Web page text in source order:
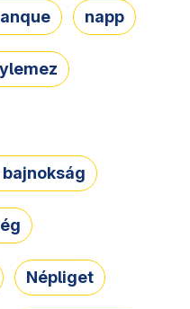
napp
Népliget